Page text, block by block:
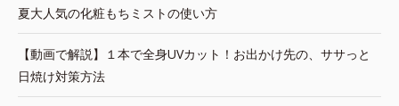
夏大人気の化粧もちミストの使い方
【動画で解説】１本で全身UVカット！お出かけ先の、ササっと
日焼け対策方法